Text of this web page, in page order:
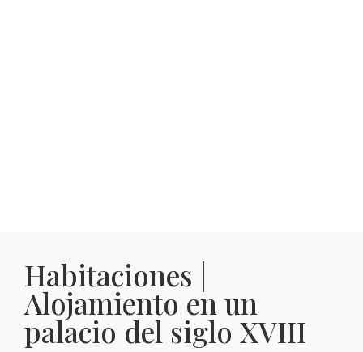
Habitaciones |
Alojamiento en un
palacio del siglo XVIII